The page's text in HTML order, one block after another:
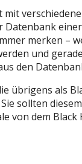
mit
Datenbank
merken –
und
den
übrigens als
sollten
von dem Black